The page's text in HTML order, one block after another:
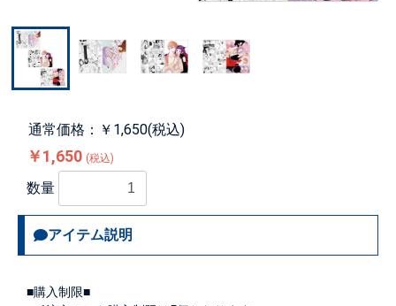
通常価格：￥1,650(税込)
￥1,650 (税込)
数量
アイテム説明
■購入制限■